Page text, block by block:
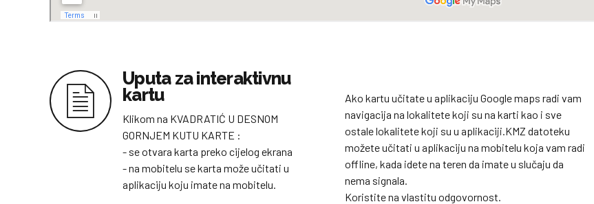
Uputa za interaktivnu
kartu
Klikom na KVADRATIĆ U DESNOM
GORNJEM KUTU KARTE :
- se otvara karta preko cijelog ekrana
- na mobitelu se karta može učitati u
aplikaciju koju imate na mobitelu.
Ako kartu učitate u aplikaciju Google maps radi vam
navigacija na lokalitete koji su na karti kao i sve
ostale lokalitete koji su u aplikaciji.KMZ datoteku
možete učitati u aplikaciju na mobitelu koja vam radi
offline, kada idete na teren da imate u slučaju da
nema signala.
Koristite na vlastitu odgovornost.